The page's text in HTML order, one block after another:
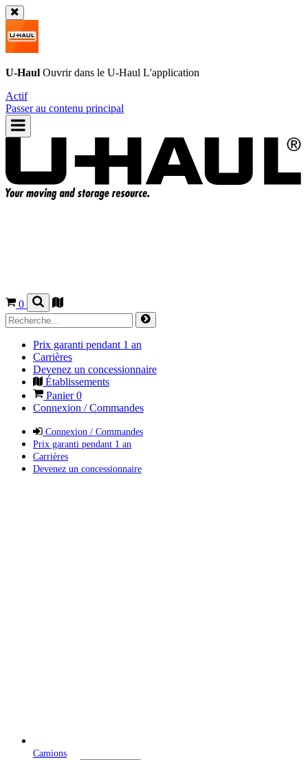
U-Haul Ouvrir dans le U-Haul L'application
Actif
Passer au contenu principal
0
Prix garanti pendant 1 an
Carrières
Devenez un concessionnaire
Établissements
Panier0
Connexion / Commandes
Connexion / Commandes
Prix garanti pendant 1 an
Carrières
Devenez un concessionnaire
Camions